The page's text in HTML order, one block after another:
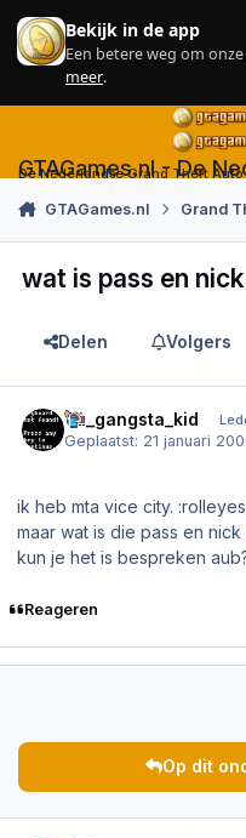
Skip to content
Bekijk in de app
Een betere weg om
meer.
GTAGames.nl - De
De Nederlandse Grand Theft Auto
GTAGames.nl Grand
wat is pass en nick
Delen Volgers
da_gangsta_kid
Geplaatst: 21 januari
ik heb mta vice city.
maar wat is die pass en nick
kun je het is bespreken
Reageren
Op dit